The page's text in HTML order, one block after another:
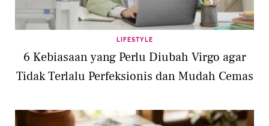
LIFESTYLE
6 Kebiasaan yang Perlu Diubah Virgo agar
Tidak Terlalu Perfeksionis dan Mudah Cemas